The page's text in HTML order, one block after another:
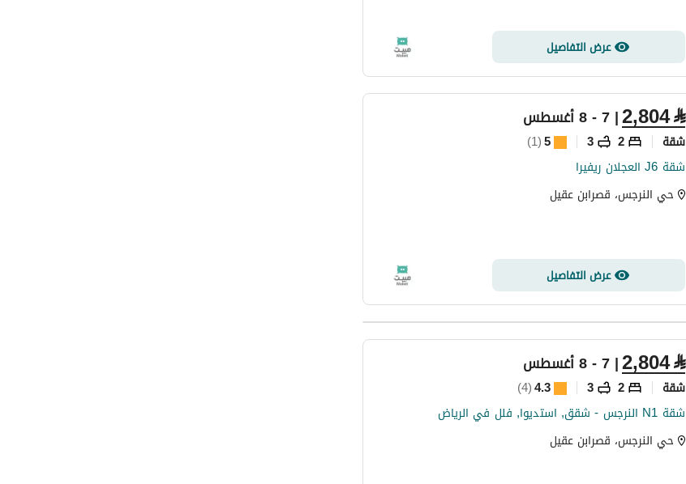
عرض التفاصيل
⃁
2,804| 7 - 8 أغسطس
شقة 2
3
5
(
1
)
شقة J6 العجلان ريفيرا
حي النرجس، قصرابن عقيل
عرض التفاصيل
⃁
2,804| 7 - 8 أغسطس
شقة 2
3
4.3
(
4
)
شقة N1 النرجس - شقق, استديوا, فلل في الرياض
حي النرجس، قصرابن عقيل